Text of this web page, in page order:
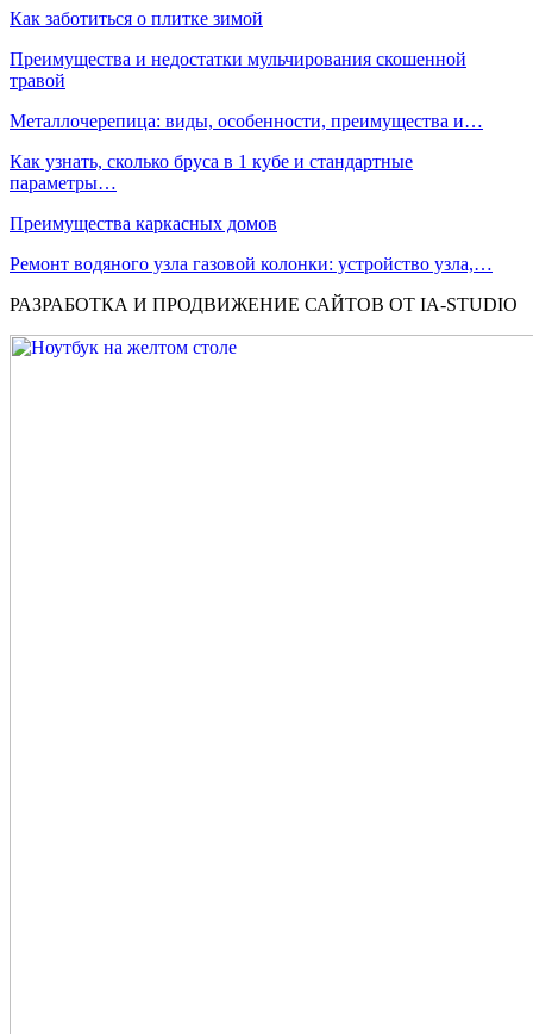
Как заботиться о плитке зимой
Преимущества и недостатки мульчирования скошенной
травой
Металлочерепица: виды, особенности, преимущества и…
Как узнать, сколько бруса в 1 кубе и стандартные
параметры…
Преимущества каркасных домов
Ремонт водяного узла газовой колонки: устройство узла,…
РАЗРАБОТКА И ПРОДВИЖЕНИЕ САЙТОВ ОТ IA-STUDIO